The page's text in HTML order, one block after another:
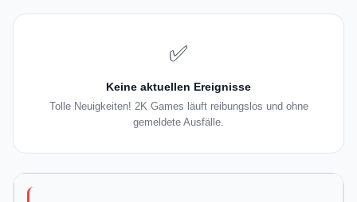
✅
Keine aktuellen Ereignisse
Tolle Neuigkeiten! 2K Games läuft reibungslos und ohne
gemeldete Ausfälle.